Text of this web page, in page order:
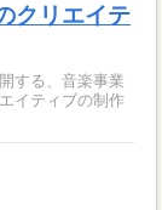
クリエイテ
する、音楽事業
イティブの制作